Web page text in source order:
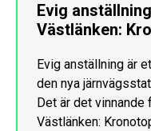
Evig
Västlänken:
Evig anställning är
den nya
Det är det
Västlänken: